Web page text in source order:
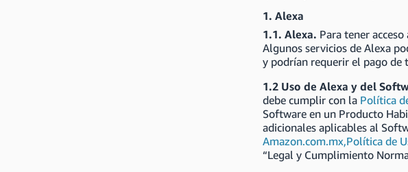
1. Alexa
1.1. Alexa. Para tener
Algunos servicios de Alexa
y podrían requerir el pago de
1.2 Uso de Alexa y del
debe cumplir con la Política
Software en un Producto
adicionales aplicables al
Amazon.com.mx,Política de
“Legal y Cumplimiento